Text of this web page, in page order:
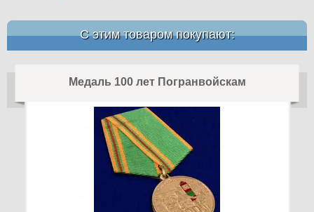
С этим товаром покупают:
Медаль 100 лет Погранвойскам